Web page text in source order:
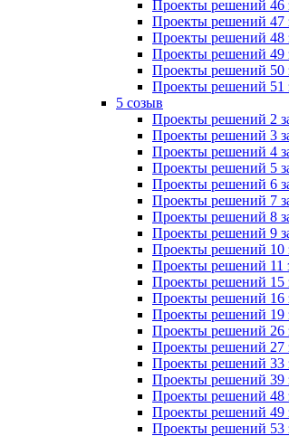
Проекты решений 46
Проекты решений 47
Проекты решений 48
Проекты решений 49
Проекты решений 50
Проекты решений 51
5 созыв
Проекты решений 2
Проекты решений 3
Проекты решений 4
Проекты решений 5
Проекты решений 6
Проекты решений 7
Проекты решений 8
Проекты решений 9
Проекты решений 10
Проекты решений 11
Проекты решений 15
Проекты решений 16
Проекты решений 19
Проекты решений 26
Проекты решений 27
Проекты решений 33
Проекты решений 39
Проекты решений 48
Проекты решений 49
Проекты решений 53